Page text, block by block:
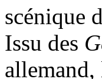
scénique
Issu des